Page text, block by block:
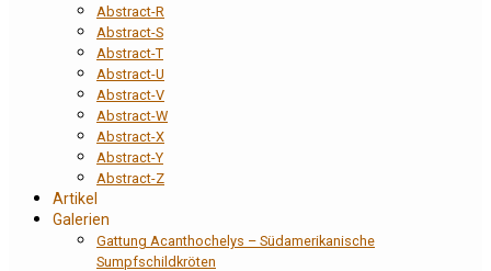
Abstract-R
Abstract-S
Abstract-T
Abstract-U
Abstract-V
Abstract-W
Abstract-X
Abstract-Y
Abstract-Z
Artikel
Galerien
Gattung Acanthochelys – Südamerikanische
Sumpfschildkröten